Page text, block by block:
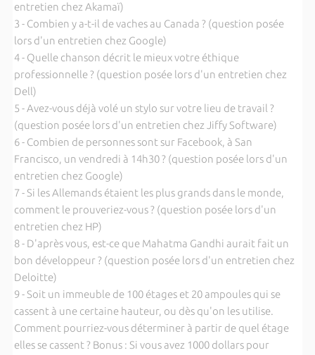
entretien chez Akamaï)
3 - Combien y a-t-il de vaches au Canada ? (question posée
lors d'un entretien chez Google)
4 - Quelle chanson décrit le mieux votre éthique
professionnelle ? (question posée lors d'un entretien chez
Dell)
5 - Avez-vous déjà volé un stylo sur votre lieu de travail ?
(question posée lors d'un entretien chez Jiffy Software)
6 - Combien de personnes sont sur Facebook, à San
Francisco, un vendredi à 14h30 ? (question posée lors d'un
entretien chez Google)
7 - Si les Allemands étaient les plus grands dans le monde,
comment le prouveriez-vous ? (question posée lors d'un
entretien chez HP)
8 - D'après vous, est-ce que Mahatma Gandhi aurait fait un
bon développeur ? (question posée lors d'un entretien chez
Deloitte)
9 - Soit un immeuble de 100 étages et 20 ampoules qui se
cassent à une certaine hauteur, ou dès qu'on les utilise.
Comment pourriez-vous déterminer à partir de quel étage
elles se cassent ? Bonus : Si vous avez 1000 dollars pour